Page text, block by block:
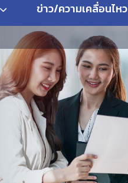
ข่าว/ความเคลื่อนไหว